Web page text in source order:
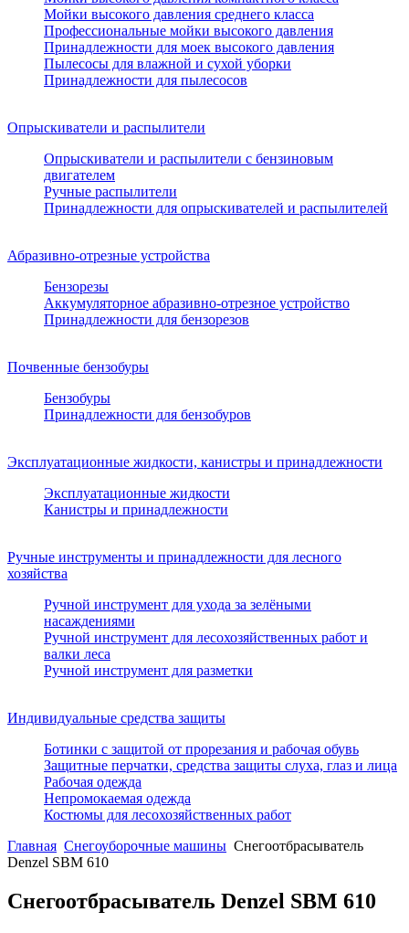
Мойки высокого давления среднего класса
Профессиональные мойки высокого давления
Принадлежности для моек высокого давления
Пылесосы для влажной и сухой уборки
Принадлежности для пылесосов
Опрыскиватели и распылители
Опрыскиватели и распылители с бензиновым
двигателем
Ручные распылители
Принадлежности для опрыскивателей и распылителей
Абразивно-отрезные устройства
Бензорезы
Аккумуляторное абразивно-отрезное устройство
Принадлежности для бензорезов
Почвенные бензобуры
Бензобуры
Принадлежности для бензобуров
Эксплуатационные жидкости, канистры и принадлежности
Эксплуатационные жидкости
Канистры и принадлежности
Ручные инструменты и принадлежности для лесного
хозяйства
Ручной инструмент для ухода за зелёными
насаждениями
Ручной инструмент для лесохозяйственных работ и
валки леса
Ручной инструмент для разметки
Индивидуальные средства защиты
Ботинки с защитой от прорезания и рабочая обувь
Защитные перчатки, средства защиты слуха, глаз и лица
Рабочая одежда
Непромокаемая одежда
Костюмы для лесохозяйственных работ
Главная Снегоуборочные машины Снегоотбрасыватель
Denzel SBM 610
Снегоотбрасыватель Denzel SBM 610